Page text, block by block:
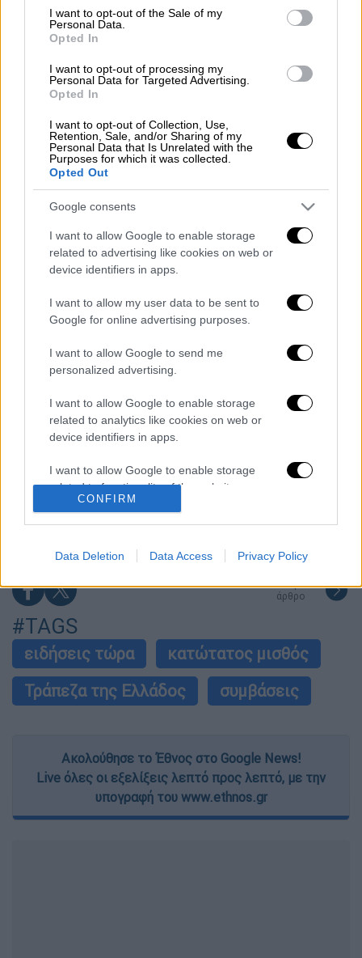
consent section.
I want to opt-out of the Sale of my
Personal Data.
Opted In
I want to opt-out of processing my
Personal Data for Targeted Advertising.
Opted In
I want to opt-out of Collection, Use,
Retention, Sale, and/or Sharing of my
Personal Data that Is Unrelated with the
Purposes for which it was collected.
Opted Out
Google consents
I want to allow Google to enable storage
related to advertising like cookies on web or
device identifiers in apps.
I want to allow my user data to be sent to
Google for online advertising purposes.
I want to allow Google to send me
personalized advertising.
I want to allow Google to enable storage
related to analytics like cookies on web or
device identifiers in apps.
I want to allow Google to enable storage
related to functionality of the website or app.
related to security, including authentication
functionality and fraud prevention, and other
user protection.
CONFIRM
Data Deletion Data Access Privacy Policy
εξαρτημένης εργασίας ανά μισθωτό για το
2023 με βάση στοιχεία της ΕΛΣΤΑΤ,
καταγράφωντας ιδιαίτερα συγκρατημένες
αυξήσεις των μέσων αμοιβών το 2022 σε
επίπεδο μόλις 0,3%. Το σύνολο των μισθών
προβλέπεται να αυξηθεί με ρυθμό 7% το
2023, στοιχείο που αντανακλά προφανώς και
την αύξηση της απασχόλησης όπως και την
περαιτέρω μείωση της ανεργίας.
Διαβάστε ακόμη
πίστευα ότι το να είσαι outsider ήταν
αδυναμία, τώρα το βλέπω ως δύναμη»
«Χωρίς σκηνές και κουβέρτες σε ακραίες
θερμοκρασίες»: Σε δραματικές συνθήκες
χιλιάδες μετανάστες στη Θέουτα
«Δεν υπήρχε οικονομικό κίνητρο» λέει ο
δικηγόρος του 55χρονου που είχε τον νεκρό
του πατέρα σε καταψύκτη στον Μυστρά
Αμερικανική πετρελαϊκή που συνδέεται με
τον Τραμπ ετοιμάζεται να κάνει
γεωτρήσεις στη Γροιλανδία... χωρίς άδεια
επόμενο
άρθρο
#TAGS
ειδήσεις τώρα
κατώτατος μισθός
Τράπεζα της Ελλάδος
συμβάσεις
Ακολούθησε το Έθνος στο Google News!
Live όλες οι εξελίξεις λεπτό προς λεπτό, με την
υπογραφή του www.ethnos.gr